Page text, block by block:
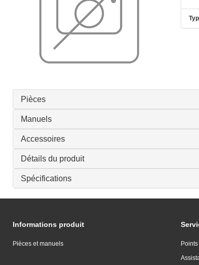
Pièces
Manuels
Accessoires
Détails du produit
Spécifications
Informations produit
Pièces et manuels